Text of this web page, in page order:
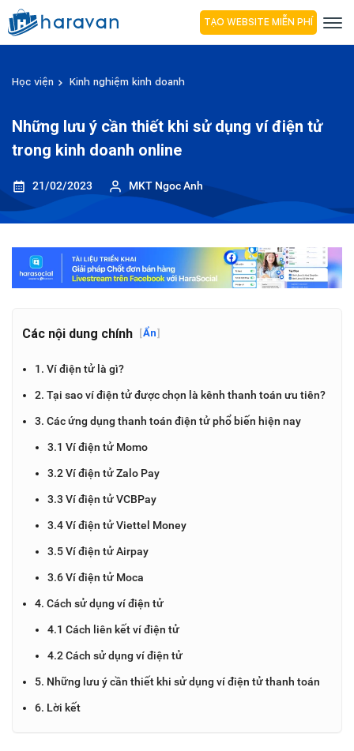
TẠO WEBSITE MIỄN PHÍ
Học viện Kinh nghiệm kinh doanh
Những lưu ý cần thiết khi sử dụng ví điện tử
trong kinh doanh online
21/02/2023 MKT Ngoc Anh
Các nội dung chính [Ẩn]
1. Ví điện tử là gì?
2. Tại sao ví điện tử được chọn là kênh thanh toán ưu tiên?
3. Các ứng dụng thanh toán điện tử phổ biến hiện nay
3.1 Ví điện tử Momo
3.2 Ví điện tử Zalo Pay
3.3 Ví điện tử VCBPay
3.4 Ví điện tử Viettel Money
3.5 Ví điện tử Airpay
3.6 Ví điện tử Moca
4. Cách sử dụng ví điện tử
4.1 Cách liên kết ví điện tử
4.2 Cách sử dụng ví điện tử
5. Những lưu ý cần thiết khi sử dụng ví điện tử thanh toán
6. Lời kết